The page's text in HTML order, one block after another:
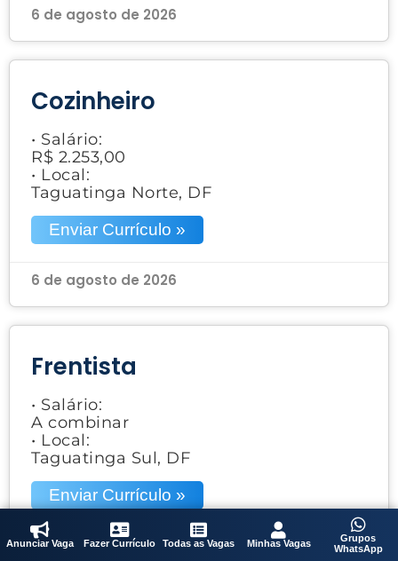
6 de agosto de 2026
Cozinheiro
• Salário:
R$ 2.253,00
• Local:
Taguatinga Norte, DF
Enviar Currículo »
6 de agosto de 2026
Frentista
• Salário:
A combinar
• Local:
Taguatinga Sul, DF
Enviar Currículo »
6 de agosto de 2026
Anunciar Vaga Fazer Currículo Todas as Vagas Minhas Vagas
Grupos
WhatsApp